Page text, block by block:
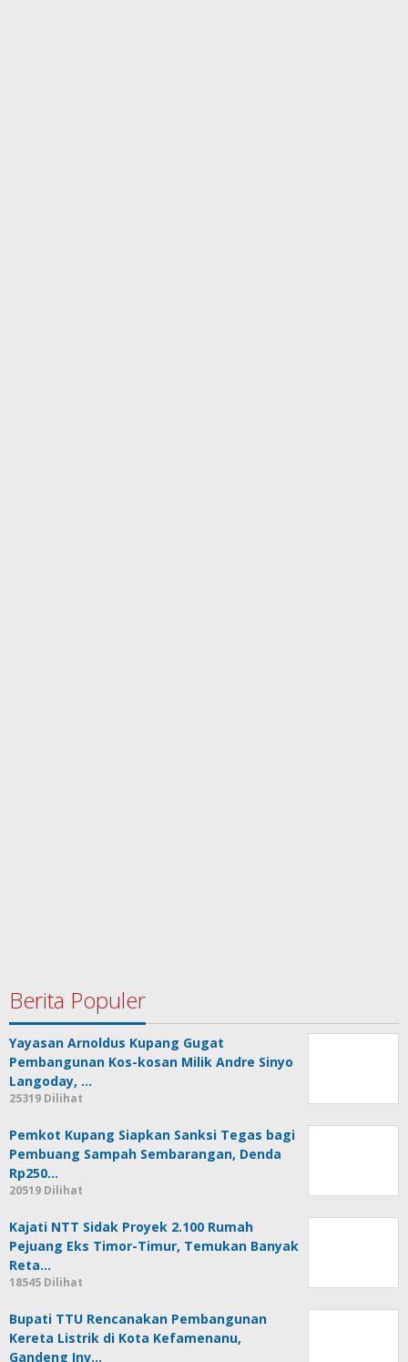
Berita Populer
Yayasan Arnoldus Kupang Gugat
Pembangunan Kos-kosan Milik Andre Sinyo
Langoday, …
25319 Dilihat
Pemkot Kupang Siapkan Sanksi Tegas bagi
Pembuang Sampah Sembarangan, Denda
Rp250…
20519 Dilihat
Kajati NTT Sidak Proyek 2.100 Rumah
Pejuang Eks Timor-Timur, Temukan Banyak
Reta…
18545 Dilihat
Bupati TTU Rencanakan Pembangunan
Kereta Listrik di Kota Kefamenanu,
Gandeng Inv…